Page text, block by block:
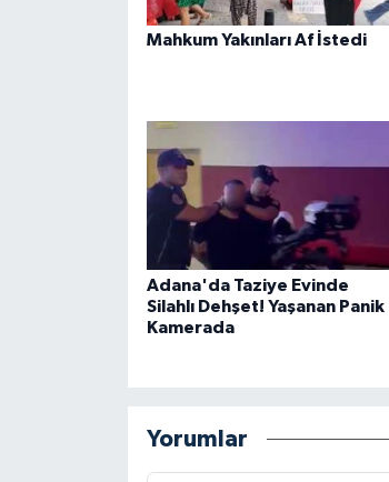
Mahkum Yakınları Af İstedi
Adana'da Taziye Evinde
Silahlı Dehşet! Yaşanan Panik
Kamerada
Yorumlar